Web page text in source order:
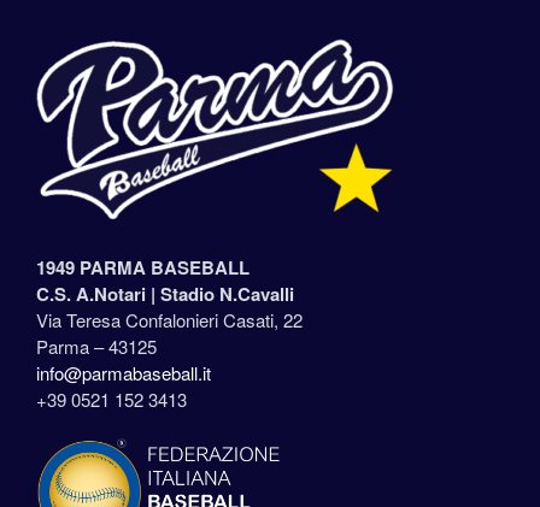
1949 PARMA BASEBALL
C.S. A.Notari | Stadio N.Cavalli
Via Teresa Confalonieri Casati, 22
Parma – 43125
info@parmabaseball.it
+39 0521 152 3413